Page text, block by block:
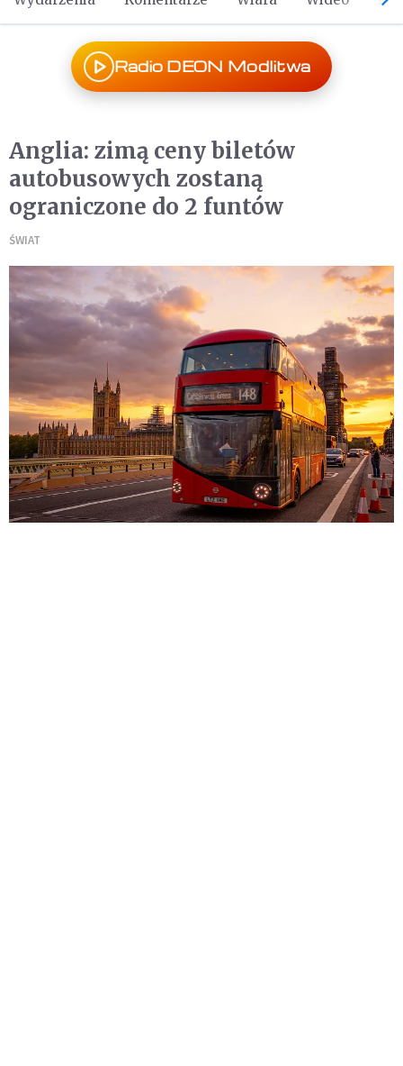
Radio DEON Modlitwa
Anglia: zimą ceny biletów
autobusowych zostaną
ograniczone do 2 funtów
ŚWIAT